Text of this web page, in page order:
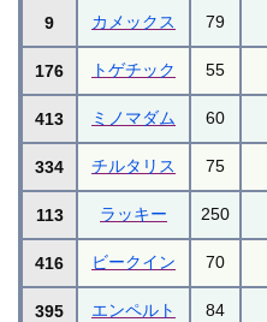
9 カメックス 79
176 トゲチック 55
413 ミノマダム 60
334 チルタリス 75
113 ラッキー 250
416 ビークイン 70
395 エンペルト 84